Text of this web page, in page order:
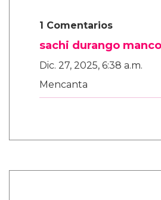
1 Comentarios
sachi durango manco
Dic. 27, 2025, 6:38 a.m.
Mencanta